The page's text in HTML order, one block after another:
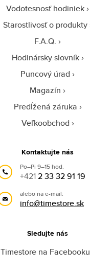
Vodotesnosť hodiniek
Starostlivosť o produkty
F.A.Q.
Hodinársky slovník
Puncový úrad
Magazín
Predĺžená záruka
Veľkoobchod
Kontaktujte nás
Po–Pi 9–15 hod.
+4212 33 32 91 19
alebo na e-mail:
info@timestore.sk
Sledujte nás
Timestore na Facebooku